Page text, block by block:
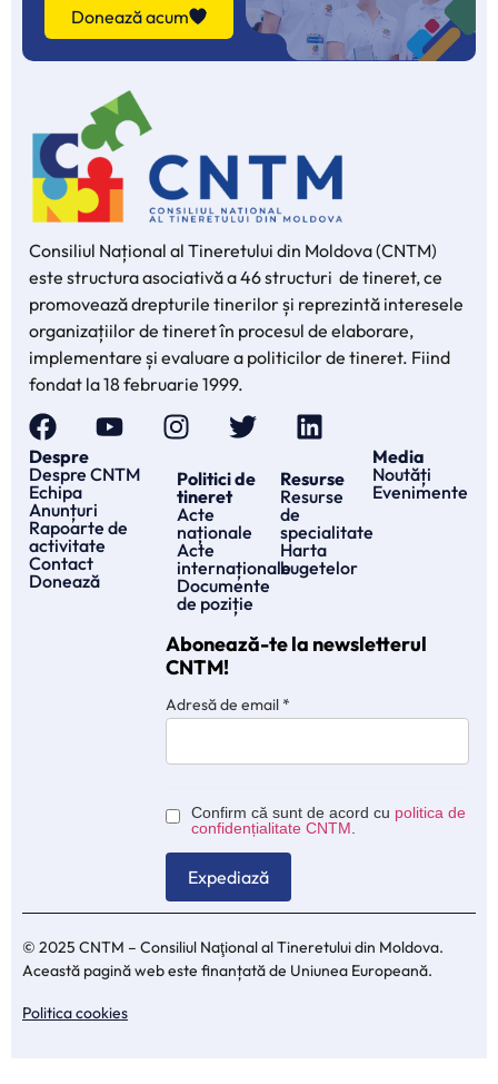
Donează acum
Consiliul Național al Tineretului din Moldova (CNTM)
este structura asociativă a 46 structuri de tineret, ce
promovează drepturile tinerilor și reprezintă interesele
organizațiilor de tineret în procesul de elaborare,
implementare și evaluare a politicilor de tineret. Fiind
fondat la 18 februarie 1999.
Despre
Despre CNTM
Echipa
Anunțuri
Rapoarte de
activitate
Contact
Donează
Politici de
tineret
Acte
naționale
Acte
internaționale
Documente
de poziție
Resurse
Resurse
de
specialitate
Harta
bugetelor
Media
Noutăți
Evenimente
Abonează-te la newsletterul
CNTM!
Adresă de email*
Confirm că sunt de acord cu politica de
confidențialitate CNTM
© 2025 CNTM – Consiliul Naţional al Tineretului din Moldova.
Această pagină web este finanțată de Uniunea Europeană.
Politica cookies